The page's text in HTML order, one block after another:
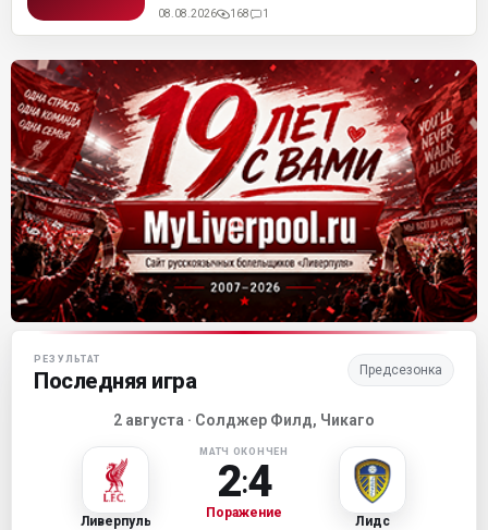
08.08.2026 168 1
Матч-центр «Ливерпуля»
РЕЗУЛЬТАТ
Последняя игра Предсезонка
2 августа · Солджер Филд, Чикаго
Ливерпуль
МАТЧ ОКОНЧЕН
2:4
Поражение
Лидс